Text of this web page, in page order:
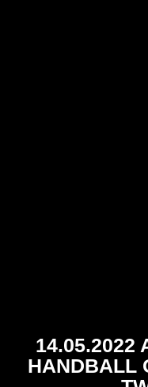
14.05.2022
HANDBALL